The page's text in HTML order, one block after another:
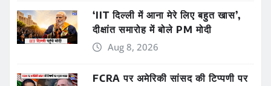
‘IIT दिल्ली में आना मेरे लिए बहुत खास’,
दीक्षांत समारोह में बोले PM मोदी
Aug 8, 2026
FCRA पर अमेरिकी सांसद की टिप्पणी पर